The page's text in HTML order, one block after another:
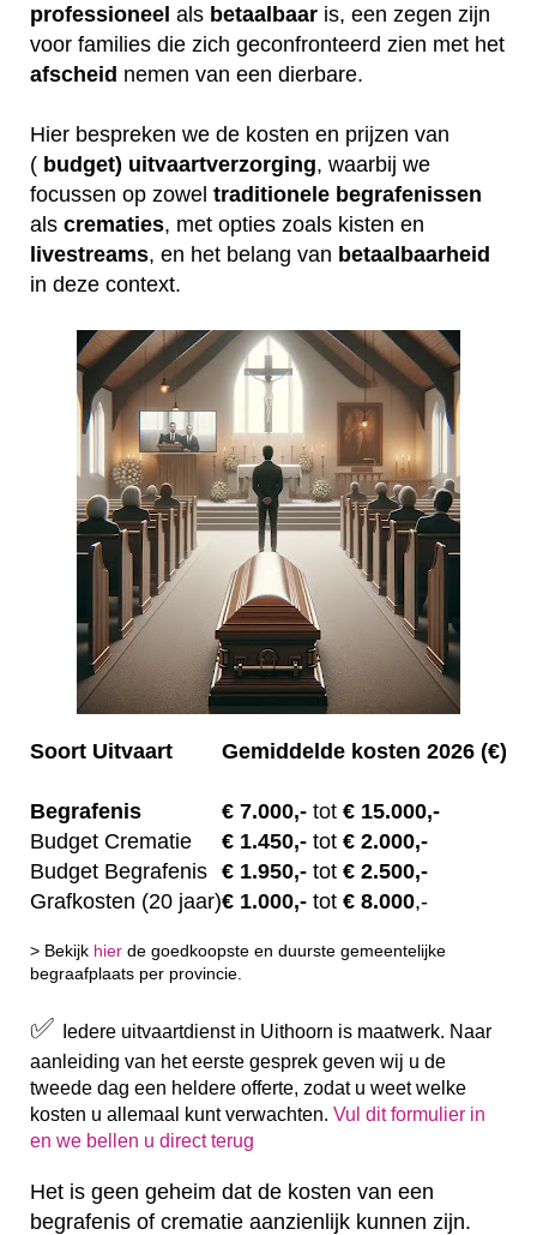
professioneel als betaalbaar is, een zegen zijn
voor families die zich geconfronteerd zien met het
afscheid nemen van een dierbare.
Hier bespreken we de kosten en prijzen van
( budget) uitvaartverzorging, waarbij we
focussen op zowel traditionele begrafenissen
als crematies, met opties zoals kisten en
livestreams, en het belang van betaalbaarheid
in deze context.
Soort Uitvaart Gemiddelde kosten 2026 (€)
Begrafenis € 7.000,- tot € 15.000,-
Budget Crematie
€ 1.450,- tot € 2.000,-
Budget Begrafenis € 1.950,- tot € 2.500,-
Grafkosten (20 jaar)€ 1.000,- tot € 8.000,-
> Bekijk hier de goedkoopste en duurste gemeentelijke
begraafplaats per provincie.
✅
Iedere uitvaartdienst in Uithoorn is maatwerk. Naar
aanleiding van het eerste gesprek geven wij u de
tweede dag een heldere offerte, zodat u weet welke
kosten u allemaal kunt verwachten. Vul dit formulier in
en we bellen u direct terug
Het is geen geheim dat de kosten van een
begrafenis of crematie aanzienlijk kunnen zijn.